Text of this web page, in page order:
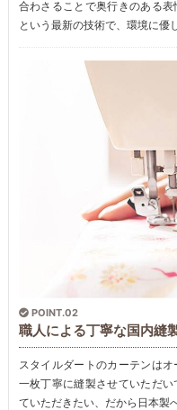
合わさることで奥行きのある表
という最新の技術で、環境に優
POINT.02
職人による丁寧な国内縫
スタイルダートのカーテンは
一枚丁寧に縫製させていただ
ていただきたい、だから日本製